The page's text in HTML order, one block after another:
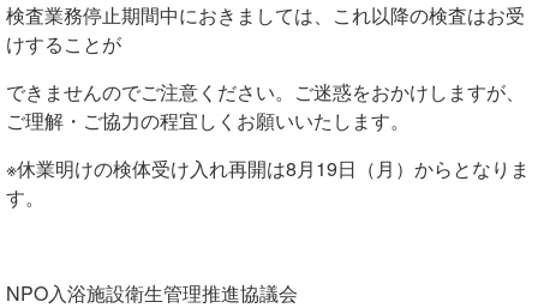
検査業務停止期間中におきましては、これ以降の検査はお受
けすることが
できませんのでご注意ください。ご迷惑をおかけしますが、
ご理解・ご協力の程宜しくお願いいたします。
※休業明けの検体受け入れ再開は8月19日（月）からとなりま
す。
NPO入浴施設衛生管理推進協議会